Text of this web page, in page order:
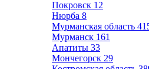
Покровск 12
Нюрба 8
Мурманская область
Мурманск 161
Апатиты 33
Мончегорск 29